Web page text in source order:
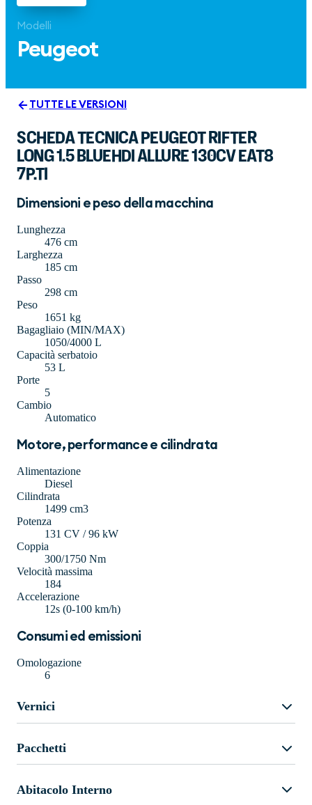
Modelli
Peugeot
TUTTE LE VERSIONI
SCHEDA TECNICA PEUGEOT RIFTER
LONG 1.5 BLUEHDI ALLURE 130CV EAT8
7P.TI
Dimensioni e peso della macchina
Lunghezza
476 cm
Larghezza
185 cm
Passo
298 cm
Peso
1651 kg
Bagagliaio (MIN/MAX)
1050/4000 L
Capacità serbatoio
53 L
Porte
5
Cambio
Automatico
Motore, performance e cilindrata
Alimentazione
Diesel
Cilindrata
1499 cm3
Potenza
131 CV / 96 kW
Coppia
300/1750 Nm
Velocità massima
184
Accelerazione
12s (0-100 km/h)
Consumi ed emissioni
Omologazione
6
Vernici
Pacchetti
Abitacolo Interno